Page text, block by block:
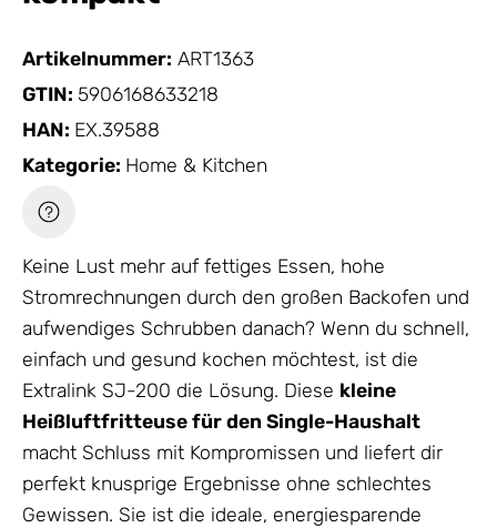
Artikelnummer: ART1363
GTIN: 5906168633218
HAN: EX.39588
Kategorie: Home & Kitchen
Keine Lust mehr auf fettiges Essen, hohe
Stromrechnungen durch den großen Backofen und
aufwendiges Schrubben danach? Wenn du schnell,
einfach und gesund kochen möchtest, ist die
Extralink SJ-200 die Lösung. Diese kleine
Heißluftfritteuse für den Single-Haushalt
macht Schluss mit Kompromissen und liefert dir
perfekt knusprige Ergebnisse ohne schlechtes
Gewissen. Sie ist die ideale, energiesparende